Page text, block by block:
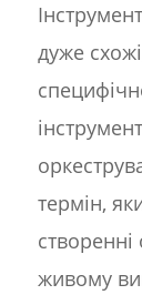
дуже
термін,
живому